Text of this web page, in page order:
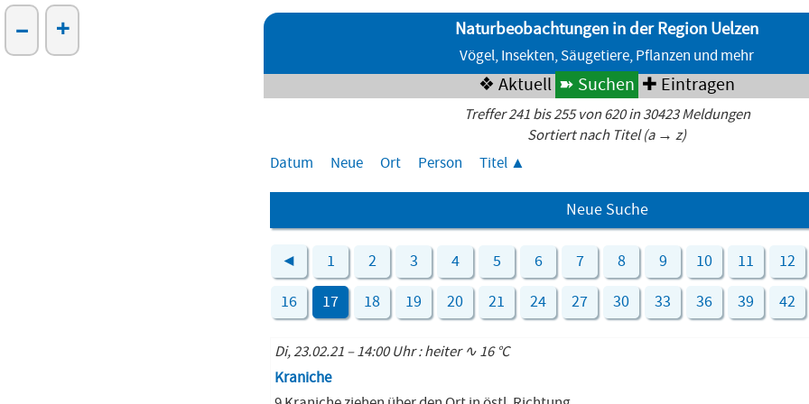
Naturbeobachtungen in der Region Uelzen
Vögel, Insekten, Säugetiere, Pflanzen und mehr
❖ Aktuell ➽ Suchen ✚ Eintragen
Treffer 241 bis 255 von 620 in 30423 Meldungen
Sortiert nach Titel (a → z)
Datum
Neue Ort Person Titel
Neue Suche
◄ 1 2 3 4 5 6 7 8 9 10 11 12
16 17 18 19 20 21 24 27 30 33 36 39 42
Di, 23.02.21 – 14:00 Uhr : heiter ∿ 16 °C
Kraniche
– +